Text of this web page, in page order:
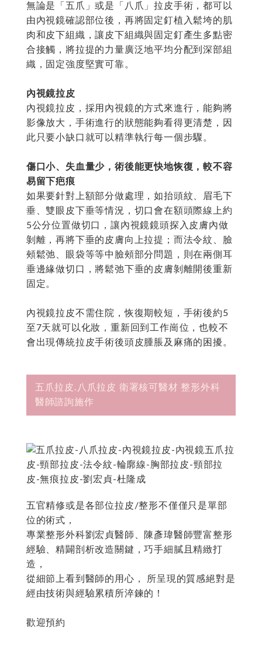
無論是「五爪」或是「八爪」拉皮手術，都可以
由內視鏡確認部位後，再將固定釘植入鬆垮的肌
肉和皮下組織，讓皮下組織與固定釘產生多點密
合接觸，將拉提的力量廣泛地平均分配到深部組
織，固定強度堅實可靠。
內視鏡拉皮
內視鏡拉皮，採用內視鏡的方式來進行，能夠將
影像放大，手術進行的狀態能夠看得更清楚，因
此只要小缺口就可以精準執行每一個步驟。
傷口小、失血量少，術後能更快地恢復，較不容
易留下疤痕
如果要針對上額部分做處理，如抬頭紋、眉毛下
垂、雙眼皮下垂等情況，切口會在額頭際線上約
5公分位置做切口，讓內視鏡鏡頭探入皮膚內做
剝離，再將下垂的皮膚向上拉提；而法令紋、臉
頰鬆弛、眼袋等等中臉頰部分問題，則在兩側耳
垂邊緣做切口，將鬆弛下垂的皮膚剝離開後重新
固定。
內視鏡拉皮不需住院，恢復期較短，手術後約5
至7天就可以化妝，重新回到工作崗位，也較不
會出現傳統拉皮手術後頭皮腫脹及麻痛的困擾。
五爪拉皮.八爪拉皮 衛署核可醫材 整形外科
醫師諮詢施作
五官精修或是各部位拉皮/整形不僅僅只是單部
位的術式，
專業整形外科劉宏貞醫師、陳彥瑋醫師豐富整形
經驗、精闢剖析改造關鍵，巧手細膩且精緻打
造，
從細節上看到醫師的用心， 所呈現的質感絕對是
經由技術與經驗累積所淬鍊的！
歡迎預約